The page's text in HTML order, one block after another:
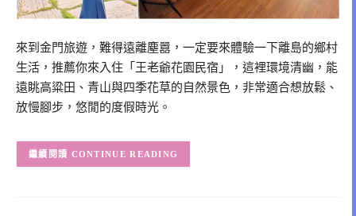
來到金門旅遊，難得遠離塵囂，一定要來體驗一下離島的鄉村
生活，推薦你來入住「王老爺花園民宿」，這裡環境清幽，能
遠眺高粱田、青山與四季花草的自然景色，非常適合想放鬆、
放慢腳步，悠閒的度假時光。
CONTINUE READING